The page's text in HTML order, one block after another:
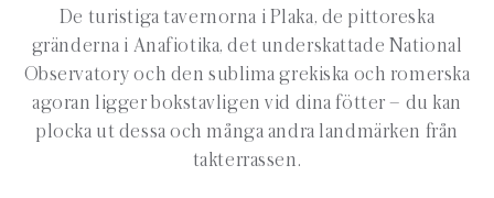
De turistiga tavernorna i Plaka, de pittoreska
gränderna i Anafiotika, det underskattade National
Observatory och den sublima grekiska och romerska
agoran ligger bokstavligen vid dina fötter – du kan
plocka ut dessa och många andra landmärken från
takterrassen.